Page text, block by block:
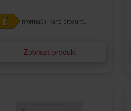
Zobraziť produkt
Informační karta produktu